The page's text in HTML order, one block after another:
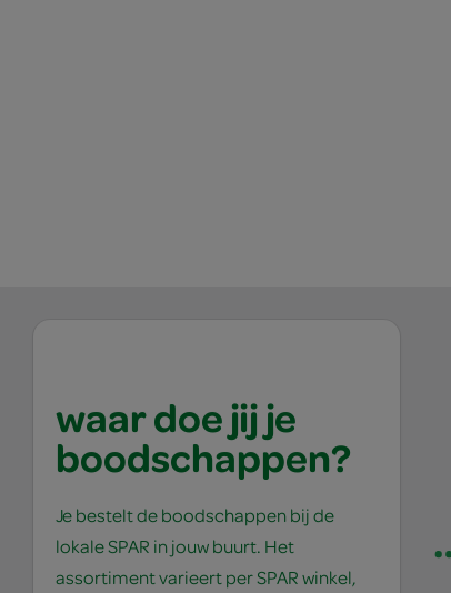
waar doe jij je
boodschappen?
Je bestelt de boodschappen bij de
lokale SPAR in jouw buurt. Het
assortiment varieert per SPAR winkel,